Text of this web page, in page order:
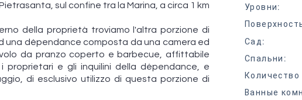
sul confine tra la Marina, a circa 1 km
della proprietà troviamo l'altra porzione di
una dépendance composta da una camera ed
da pranzo coperto e barbecue, affittabile
proprietari e gli inquilini della dépendance, e
di esclusivo utilizzo di questa porzione di
Уровни:
Сад:
Спальни :
Количество
Ванные